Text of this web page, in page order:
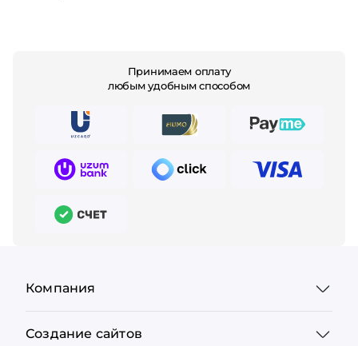
Принимаем оплату
любым удобным способом
Компания
Создание сайтов